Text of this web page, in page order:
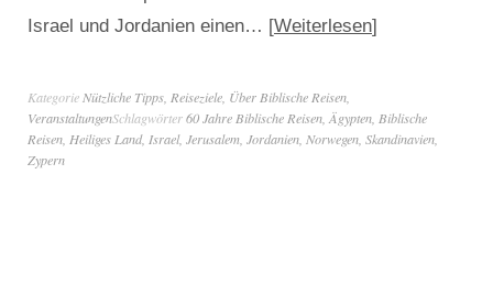
Israel und Jordanien einen…
Weiterlesen
Kategorie Nützliche Tipps Reiseziele Über Biblische Reisen
VeranstaltungenSchlagwörter60 Jahre Biblische Reisen Ägypten Biblische
Reisen Heiliges Land, Israel, Jerusalem Jordanien Norwegen Skandinavien
Zypern